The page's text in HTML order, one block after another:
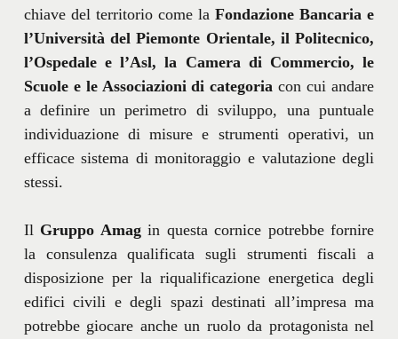
chiave del territorio come laFondazione Bancaria e
l’Università del Piemonte Orientale, il Politecnico,
l’Ospedale e l’Asl, la Camera di Commercio, le
Scuole e le Associazioni di categoria con cui andare
a definire un perimetro di sviluppo, una puntuale
individuazione di misure e strumenti operativi, un
efficace sistema di monitoraggio e valutazione degli
stessi.
Il Gruppo Amagin questa cornice potrebbe fornire
la consulenza qualificata sugli strumenti fiscali a
disposizione per la riqualificazione energetica degli
edifici civili e degli spazi destinati all’impresa ma
potrebbe giocare anche un ruolo da protagonista nel